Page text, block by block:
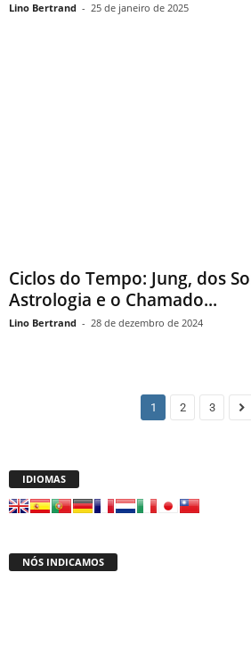
Lino Bertrand - 25 de janeiro de 2025
Ciclos do Tempo: Jung, dos
Astrologia e o Chamado...
Lino Bertrand - 28 de dezembro de 2024
1 2 3
IDIOMAS
NÓS INDICAMOS